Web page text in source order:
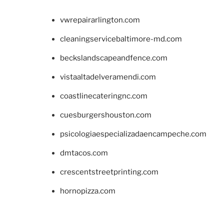
vwrepairarlington.com
cleaningservicebaltimore-md.com
beckslandscapeandfence.com
vistaaltadelveramendi.com
coastlinecateringnc.com
cuesburgershouston.com
psicologiaespecializadaencampeche.com
dmtacos.com
crescentstreetprinting.com
hornopizza.com